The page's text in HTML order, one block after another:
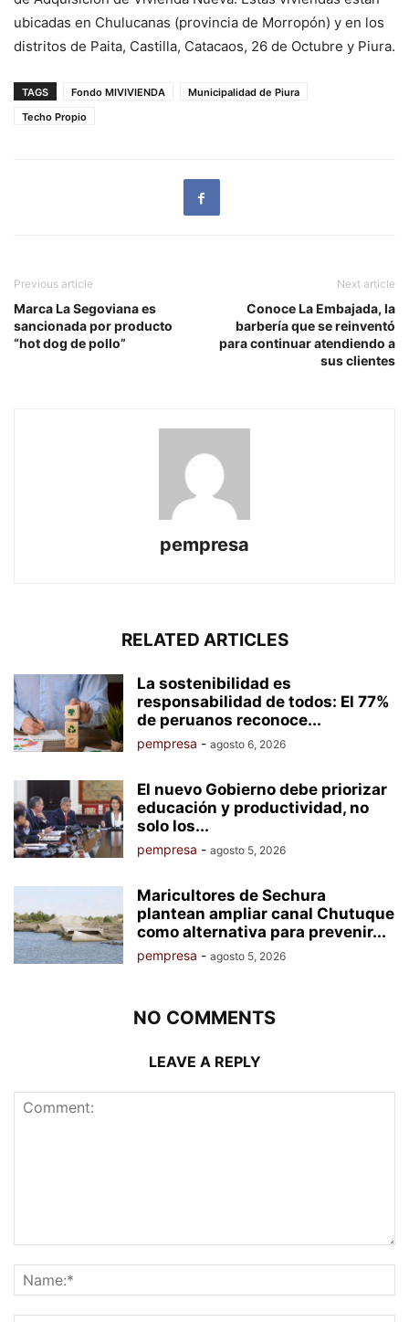
ubicadas en Chulucanas (provincia de Morropón) y en los
distritos de Paita, Castilla, Catacaos, 26 de Octubre y Piura.
TAGS Fondo MIVIVIENDA
Municipalidad de Piura
Techo Propio
Previous article
Marca La Segoviana es
sancionada por producto
“hot dog de pollo”
Next article
Conoce La Embajada, la
barbería que se reinventó
para continuar atendiendo a
sus clientes
pempresa
RELATED ARTICLES
La sostenibilidad es
responsabilidad de todos: El 77%
de peruanos reconoce...
pempresa - agosto 6, 2026
El nuevo Gobierno debe priorizar
educación y productividad, no
solo los...
pempresa - agosto 5, 2026
Maricultores de Sechura
plantean ampliar canal Chutuque
como alternativa para prevenir...
pempresa - agosto 5, 2026
NO COMMENTS
LEAVE A REPLY